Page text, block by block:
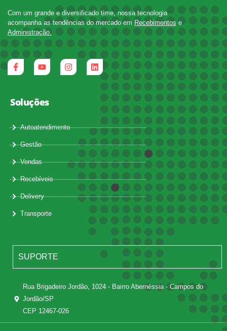
Com um grande e diversificado time, nossa tecnologia
acompanha as tendências do mercado emRecebimentos e
Administração.
Soluções
Autoatendimento
Gestão
Vendas
Recebíveis
Delivery
Transporte
SUPORTE
Rua Brigadeiro Jordão, 1024 - Bairro Abernéssia - Campos do
Jordão/SP
CEP 12467-026